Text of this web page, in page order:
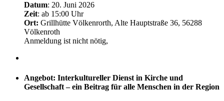
Datum: 20. Juni 2026
Zeit: ab 15:00 Uhr
Ort: Grillhütte Völkenrorth, Alte Hauptstraße 36, 56288
Völkenroth
Anmeldung ist nicht nötig,
Angebot: Interkultureller Dienst in Kirche und
Gesellschaft – ein Beitrag für alle Menschen in der Region